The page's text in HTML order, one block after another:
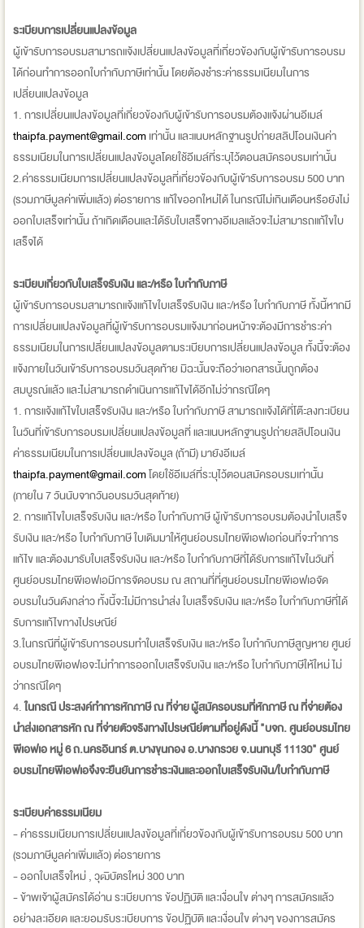
ระเบียบการเปลี่ยนแปลงข้อมูล
ผู้เข้ารับการอบรมสามารถแจ้งเปลี่ยนแปลงข้อมูลที่เกี่ยวข้องกับผู้เข้ารับการอบรม
ได้ก่อนทำการออกใบกำกับภาษีเท่านั้น โดยต้องชำระค่าธรรมเนียมในการ
เปลี่ยนแปลงข้อมูล
1. การเปลี่ยนแปลงข้อมูลที่เกี่ยวข้องกับผู้เข้ารับการอบรมต้องแจ้งผ่านอีเมล์
thaipfa.payment@gmail.comเท่านั้น และแนบหลักฐานรูปถ่ายสลิปโอนเงินค่า
ธรรมเนียมในการเปลี่ยนแปลงข้อมูลโดยใช้อีเมล์ที่ระบุไว้ตอนสมัครอบรมเท่านั้น
2.ค่าธรรมเนียมการเปลี่ยนแปลงข้อมูลที่เกี่ยวข้องกับผู้เข้ารับการอบรม 500 บาท
(รวมภาษีมูลค่าเพิ่มแล้ว) ต่อรายการ แก้ใขออกใหม่ได้ ในกรณีไม่เกินเดือนหรือยังไม่
ออกใบเสร็จเท่านั้น ถ้าเกิดเดือนและได้รับใบเสร็จทางอีเมลแล้วจะไม่สามารถแก้ใขใบ
เสร็จได้
ระเบียบเกี่ยวกับใบเสร็จรับเงิน และ/หรือ ใบกำกับภาษี
ผู้เข้ารับการอบรมสามารถแจ้งแก้ไขใบเสร็จรับเงิน และ/หรือ ใบกำกับภาษี ทั้งนี้หากมี
การเปลี่ยนแปลงข้อมูลที่ผู้เข้ารับการอบรมแจ้งมาก่อนหน้าจะต้องมีการชำระค่า
ธรรมเนียมในการเปลี่ยนแปลงข้อมูลตามระเบียบการเปลี่ยนแปลงข้อมูล ทั้งนี้จะต้อง
แจ้งภายในวันเข้ารับการอบรมวันสุดท้าย มิฉะนั้นจะถือว่าเอกสารนั้นถูกต้อง
สมบูรณ์แล้ว และไม่สามารถดำเนินการแก้ไขได้อีกไม่ว่ากรณีใดๆ
1. การแจ้งแก้ไขใบเสร็จรับเงิน และ/หรือ ใบกำกับภาษี สามารถแจ้งได้ที่โต๊ะลงทะเบียน
ในวันที่เข้ารับการอบรมเปลี่ยนแปลงข้อมูลที่ และแนบหลักฐานรูปถ่ายสลิปโอนเงิน
ค่าธรรมเนียมในการเปลี่ยนแปลงข้อมูล (ถ้ามี) มายังอีเมล์
thaipfa.payment@gmail.comโดยใช้อีเมล์ที่ระบุไว้ตอนสมัครอบรมเท่านั้น
(ภายใน 7 วันนับจากวันอบรมวันสุดท้าย)
2. การแก้ไขใบเสร็จรับเงิน และ/หรือ ใบกำกับภาษี ผู้เข้ารับการอบรมต้องนำใบเสร็จ
รับเงิน และ/หรือ ใบกำกับภาษี ใบเดิมมาให้ศูนย์อบรมไทยพีเอฟเอก่อนที่จะทำการ
แก้ไข และต้องมารับใบเสร็จรับเงิน และ/หรือ ใบกำกับภาษีที่ได้รับการแก้ไขในวันที่
ศูนย์อบรมไทยพีเอฟเอมีการจัดอบรม ณ สถานที่ที่ศูนย์อบรมไทยพีเอฟเอจัด
อบรมในวันดังกล่าว ทั้งนี้จะไม่มีการนำส่ง ใบเสร็จรับเงิน และ/หรือ ใบกำกับภาษีที่ได้
รับการแก้ไขทางไปรษณีย์
3.ในกรณีที่ผู้เข้ารับการอบรมทำใบเสร็จรับเงิน และ/หรือ ใบกำกับภาษีสูญหาย ศูนย์
อบรมไทยพีเอฟเอจะไม่ทำการออกใบเสร็จรับเงิน และ/หรือ ใบกำกับภาษีให้ใหม่ ไม่
ว่ากรณีใดๆ
4.ในกรณี ประสงค์ทำการหักภาษี ณ ที่จ่าย ผู้สมัครอบรมที่หักภาษี ณ ที่จ่ายต้อง
นำส่งเอกสารหัก ณ ที่จ่ายตัวจริงทางไปรษณีย์ตามที่อยู่ดังนี้ "บจก. ศูนย์อบรมไทย
พีเอฟเอ หมู่ 6 ถ.นครอินทร์ ต.บางขุนกอง อ.บางกรวย จ.นนทบุรี 11130" ศูนย์
อบรมไทยพีเอฟเอจึงจะยืนยันการชำระเงินและออกใบเสร็จรับเงิน/ใบกำกับภาษี
ระเบียบค่าธรรมเนียม
- ค่าธรรมเนียมการเปลี่ยนแปลงข้อมูลที่เกี่ยวข้องกับผู้เข้ารับการอบรม 500 บาท
(รวมภาษีมูลค่าเพิ่มแล้ว) ต่อรายการ
- ออกใบเสร็จใหม่ , วุฒิบัตรใหม่ 300 บาท
- ข้าพเจ้าผู้สมัครได้อ่าน ระเบียบการ ข้อปฏิบัติ และเงื่อนใข ต่างๆ การสมัครแล้ว
อย่างละเอียด และยอมรับระเบียบการ ข้อปฏิบัติ และเงื่อนใข ต่างๆ ของการสมัคร